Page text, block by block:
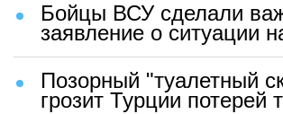
Бойцы ВСУ сделали
заявление о ситуации
Позорный "туалетный
грозит Турции потерей